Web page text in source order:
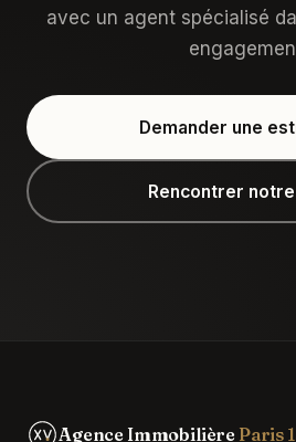
avec un agent spécialisé
Demander une
Rencontrer
Agence Immobilière Paris